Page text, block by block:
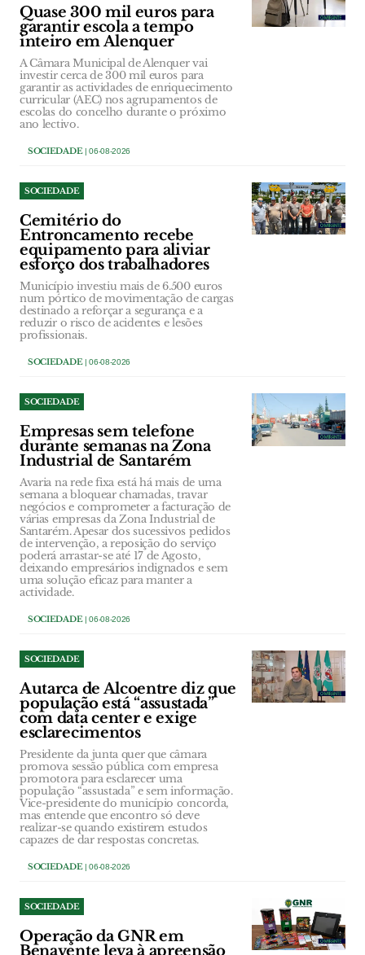
Quase 300 mil euros para
garantir escola a tempo
inteiro em Alenquer
A Câmara Municipal de Alenquer vai
investir cerca de 300 mil euros para
garantir as actividades de enriquecimento
curricular (AEC) nos agrupamentos de
escolas do concelho durante o próximo
ano lectivo.
SOCIEDADE| 06-08-2026
SOCIEDADE
Cemitério do
Entroncamento recebe
equipamento para aliviar
esforço dos trabalhadores
Município investiu mais de 6.500 euros
num pórtico de movimentação de cargas
destinado a reforçar a segurança e a
reduzir o risco de acidentes e lesões
profissionais.
SOCIEDADE| 06-08-2026
SOCIEDADE
Empresas sem telefone
durante semanas na Zona
Industrial de Santarém
Avaria na rede fixa está há mais de uma
semana a bloquear chamadas, travar
negócios e comprometer a facturação de
várias empresas da Zona Industrial de
Santarém. Apesar dos sucessivos pedidos
de intervenção, a reposição do serviço
poderá arrastar-se até 17 de Agosto,
deixando empresários indignados e sem
uma solução eficaz para manter a
actividade.
SOCIEDADE| 06-08-2026
SOCIEDADE
Autarca de Alcoentre diz que
população está “assustada”
com data center e exige
esclarecimentos
Presidente da junta quer que câmara
promova sessão pública com empresa
promotora para esclarecer uma
população “assustada” e sem informação.
Vice-presidente do município concorda,
mas entende que encontro só deve
realizar-se quando existirem estudos
capazes de dar respostas concretas.
SOCIEDADE| 06-08-2026
SOCIEDADE
Operação da GNR em
Benavente leva à apreensão